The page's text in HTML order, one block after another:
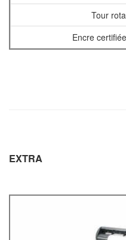
Tour
Encre
EXTRA